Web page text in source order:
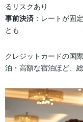
るリスクあり
事前決済 ：レートが固
とも
クレジットカードの国
泊・高額な宿泊ほど、